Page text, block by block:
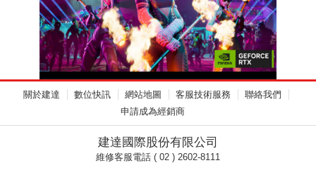
關於建達 數位快訊 網站地圖 客服技術服務
聯絡我們
申請成為經銷商
建達國際股份有限公司
維修客服電話 ( 02 ) 2602-8111